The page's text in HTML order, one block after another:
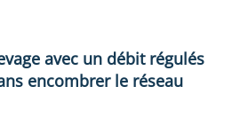
avec un débit régulés
encombrer le réseau